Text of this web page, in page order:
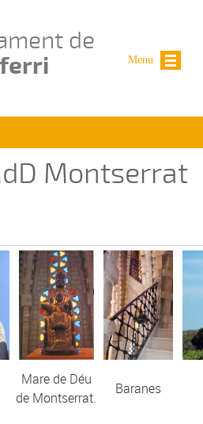
de
Montserrat
Mare de Déu
de Montserrat.
Baranes
Menu